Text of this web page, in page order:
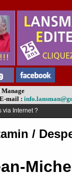
Manage
mail :
/